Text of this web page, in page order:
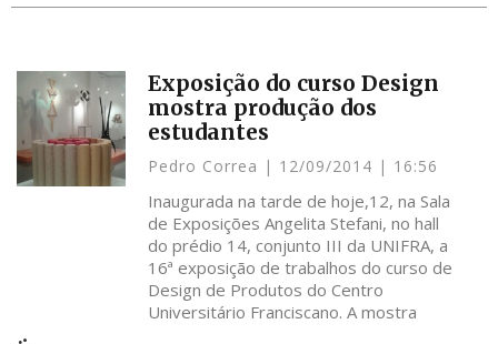
Exposição do curso Design
mostra produção dos
estudantes
Pedro Correa 12/09/2014 16:56
Inaugurada na tarde de hoje,12, na Sala
de Exposições Angelita Stefani, no hall
do prédio 14, conjunto III da UNIFRA, a
16ª exposição de trabalhos do curso de
Design de Produtos do Centro
Universitário Franciscano. A mostra